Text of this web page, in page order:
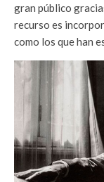
gran público
recurso es
como los que han